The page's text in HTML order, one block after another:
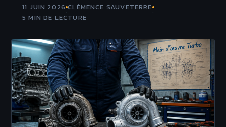
11 JUIN 2026·CLÉMENCE SAUVETERRE·
5 MIN DE LECTURE